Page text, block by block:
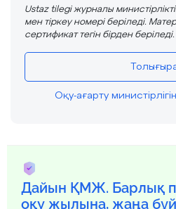
Ustaz tilegi журналы
мен тіркеу номері беріледі.
сертификат тегін бірден беріледі.
Оқу-ағарту
Дайын ҚМЖ. Барлық
оқу жылына, жаңа